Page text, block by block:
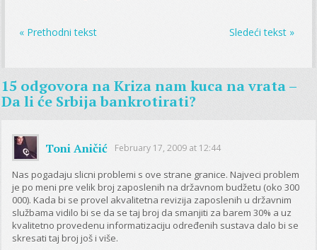
« Prethodni tekst Sledeći tekst »
15 odgovora naKriza nam kuca na vrata –
Da li će Srbija bankrotirati?
Toni Aničić February 17, 2009 at 12:44
Nas pogadaju slicni problemi s ove strane granice. Najveci problem
je po meni pre velik broj zaposlenih na državnom budžetu (oko 300
000). Kada bi se provel akvalitetna revizija zaposlenih u državnim
službama vidilo bi se da se taj broj da smanjiti za barem 30% a uz
kvalitetno provedenu informatizaciju određenih sustava dalo bi se
skresati taj broj još i više.